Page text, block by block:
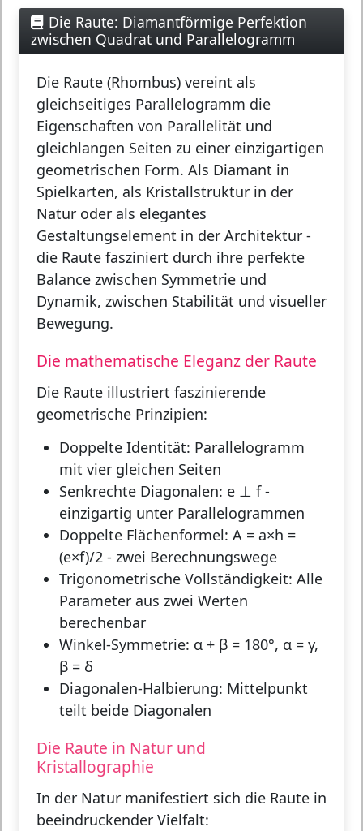
Die Raute: Diamantförmige Perfektion
zwischen Quadrat und Parallelogramm
Die Raute (Rhombus) vereint als
gleichseitiges Parallelogramm die
Eigenschaften von Parallelität und
gleichlangen Seiten zu einer einzigartigen
geometrischen Form. Als Diamant in
Spielkarten, als Kristallstruktur in der
Natur oder als elegantes
Gestaltungselement in der Architektur -
die Raute fasziniert durch ihre perfekte
Balance zwischen Symmetrie und
Dynamik, zwischen Stabilität und visueller
Bewegung.
Die mathematische Eleganz der Raute
Die Raute illustriert faszinierende
geometrische Prinzipien:
Doppelte Identität: Parallelogramm
mit vier gleichen Seiten
Senkrechte Diagonalen: e ⊥ f -
einzigartig unter Parallelogrammen
Doppelte Flächenformel: A = a×h =
(e×f)/2 - zwei Berechnungswege
Trigonometrische Vollständigkeit: Alle
Parameter aus zwei Werten
berechenbar
Winkel-Symmetrie: α + β = 180°, α = γ,
β = δ
Diagonalen-Halbierung: Mittelpunkt
teilt beide Diagonalen
Die Raute in Natur und
Kristallographie
In der Natur manifestiert sich die Raute in
beeindruckender Vielfalt: